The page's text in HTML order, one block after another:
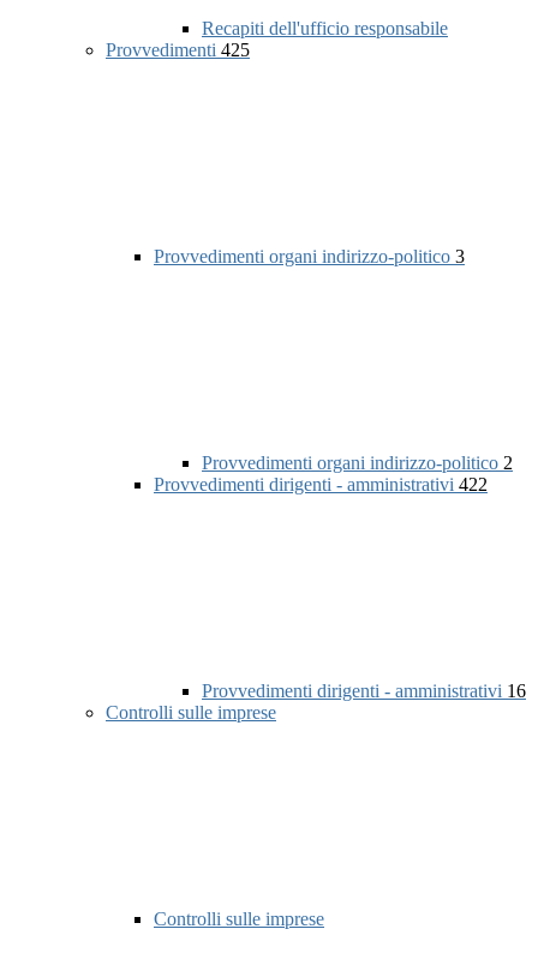
Recapiti dell'ufficio responsabile
Provvedimenti 425
Provvedimenti organi indirizzo-politico 3
Provvedimenti organi indirizzo-politico 2
Provvedimenti dirigenti - amministrativi 422
Provvedimenti dirigenti - amministrativi 16
Controlli sulle imprese
Controlli sulle imprese